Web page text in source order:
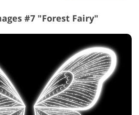
#7 "Forest Fairy"